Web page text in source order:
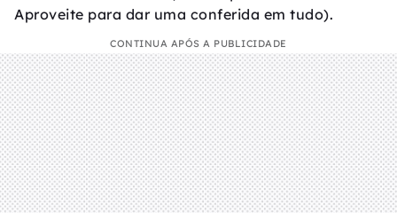
Aproveite para dar uma conferida em tudo).
CONTINUA APÓS A PUBLICIDADE